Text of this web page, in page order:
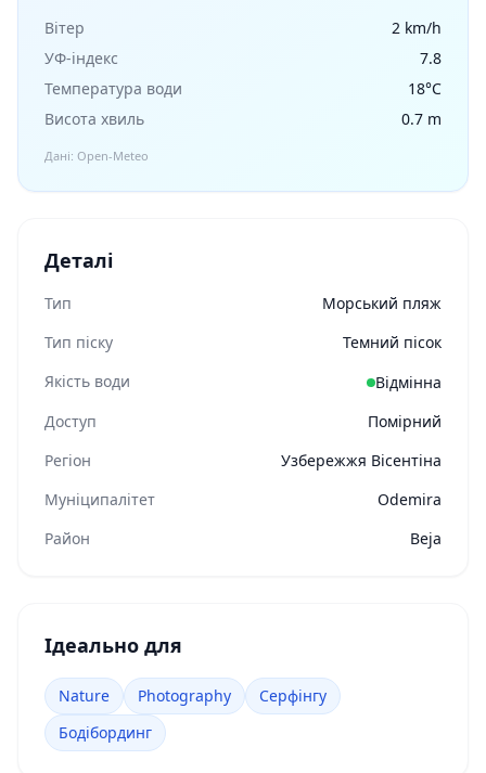
Вітер
2 km/h
УФ-індекс
7.8
Температура води
18°C
Висота хвиль
0.7 m
Дані: Open-Meteo
Деталі
Тип
Морський пляж
Тип піску
Темний пісок
Якість води
Відмінна
Доступ
Помірний
Регіон
Узбережжя Вісентіна
Муніципалітет
Odemira
Район
Beja
Ідеально для
Nature Photography
Серфінгу
Бодібординг